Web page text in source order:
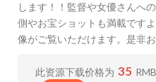
します！！監督や女優さんへ
側やお宝ショットも満載です
像がご覧いただけます。是非
此资源下载价格为 35